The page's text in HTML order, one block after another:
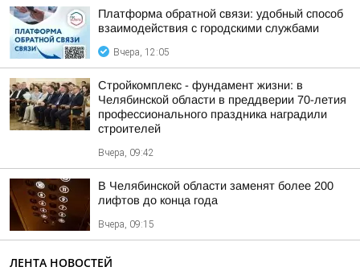
Платформа обратной связи: удобный способ
взаимодействия с городскими службами
Вчера, 12:05
Стройкомплекс - фундамент жизни: в
Челябинской области в преддверии 70-летия
профессионального праздника наградили
строителей
Вчера, 09:42
В Челябинской области заменят более 200
лифтов до конца года
Вчера, 09:15
ЛЕНТА НОВОСТЕЙ